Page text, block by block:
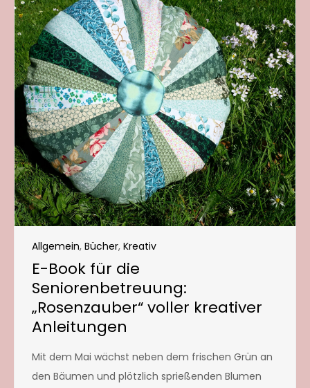
Allgemein, Bücher, Kreativ
E-Book für die
Seniorenbetreuung:
„Rosenzauber“ voller kreativer
Anleitungen
Mit dem Mai wächst neben dem frischen Grün an
den Bäumen und plötzlich sprießenden Blumen